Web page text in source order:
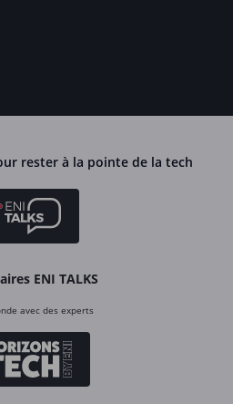
rester à la pointe de la tech
ENI TALKS
avec des experts